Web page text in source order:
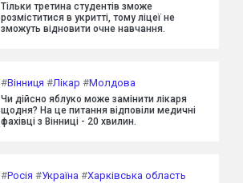
Тільки третина студентів зможе
розміститися в укритті, тому ліцеї не
зможуть відновити очне навчання.
#Вінниця #Лікар #Молдова
Чи дійсно яблуко може замінити лікаря
щодня? На це питання відповіли медичні
фахівці з Вінниці - 20 хвилин.
#Росія #Україна #Харківська область